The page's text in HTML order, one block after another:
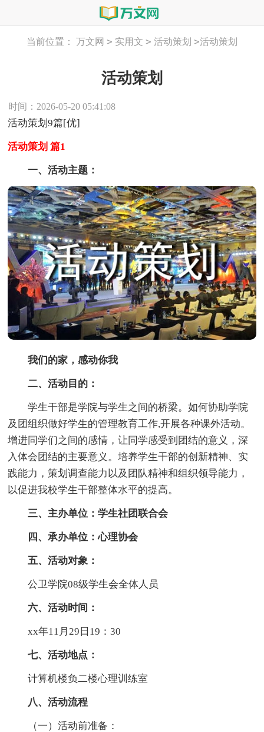
当前位置： 万文网 > 实用文 > 活动策划 >活动策划
活动策划
时间：2026-05-20 05:41:08
活动策划9篇[优]
活动策划 篇1
一、活动主题：
我们的家，感动你我
二、活动目的：
学生干部是学院与学生之间的桥梁。如何协助学院
及团组织做好学生的管理教育工作,开展各种课外活动。
增进同学们之间的感情，让同学感受到团结的意义，深
入体会团结的主要意义。培养学生干部的创新精神、实
践能力，策划调查能力以及团队精神和组织领导能力，
以促进我校学生干部整体水平的提高。
三、主办单位：学生社团联合会
四、承办单位：心理协会
五、活动对象：
公卫学院08级学生会全体人员
六、活动时间：
xx年11月29日19：30
七、活动地点：
计算机楼负二楼心理训练室
八、活动流程
（一）活动前准备：